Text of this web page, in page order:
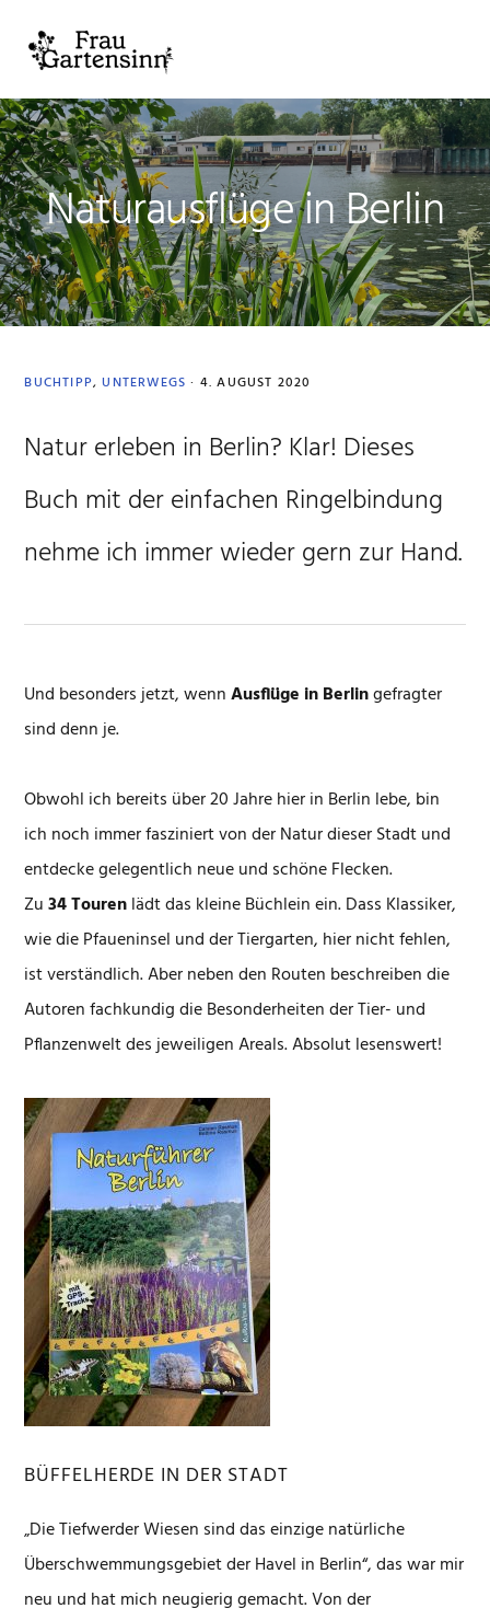
Hauptnavigation
springen
Inhalt
springen
Seitenspalte
springen
Fußzeile
springen
Naturausflüge in Berlin
BUCHTIPP,UNTERWEGS · 4. AUGUST 2020
Natur erleben in Berlin? Klar! Dieses
Buch mit der einfachen Ringelbindung
nehme ich immer wieder gern zur Hand.
Und besonders jetzt, wennAusflüge in Berlingefragter
sind denn je.
Obwohl ich bereits über 20 Jahre hier in Berlin lebe, bin
ich noch immer fasziniert von der Natur dieser Stadt und
entdecke gelegentlich neue und schöne Flecken.
Zu34 Tourenlädt das kleine Büchlein ein. Dass Klassiker,
wie die Pfaueninsel und der Tiergarten, hier nicht fehlen,
ist verständlich. Aber neben den Routen beschreiben die
Autoren fachkundig die Besonderheiten der Tier- und
Pflanzenwelt des jeweiligen Areals. Absolut lesenswert!
BÜFFELHERDE IN DER STADT
„Die Tiefwerder Wiesen sind das einzige natürliche
Überschwemmungsgebiet der Havel in Berlin“, das war mir
neu und hat mich neugierig gemacht. Von der